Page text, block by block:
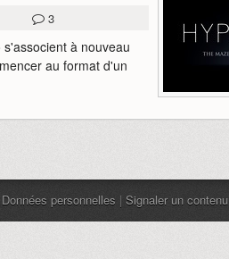
3
à nouveau
au format d'un
Données personnelles | Signaler un contenu